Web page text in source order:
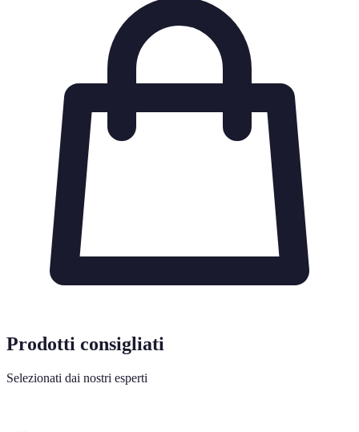
Prodotti consigliati
Selezionati dai nostri esperti